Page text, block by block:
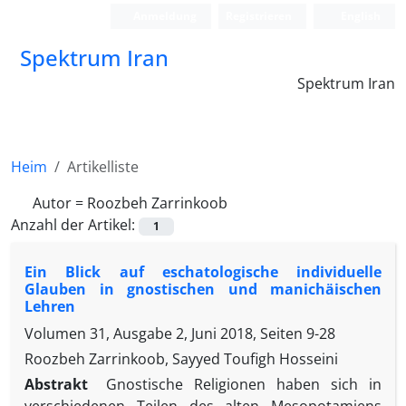
Spektrum Iran
Spektrum Iran
Heim
Artikelliste
Autor = Roozbeh Zarrinkoob
Anzahl der Artikel:
1
Ein Blick auf eschatologische individuelle
Glauben in gnostischen und manichäischen
Lehren
Volumen 31, Ausgabe 2, Juni 2018, Seiten 9-28
Roozbeh Zarrinkoob, Sayyed Toufigh Hosseini
Abstrakt
Gnostische Religionen haben sich in